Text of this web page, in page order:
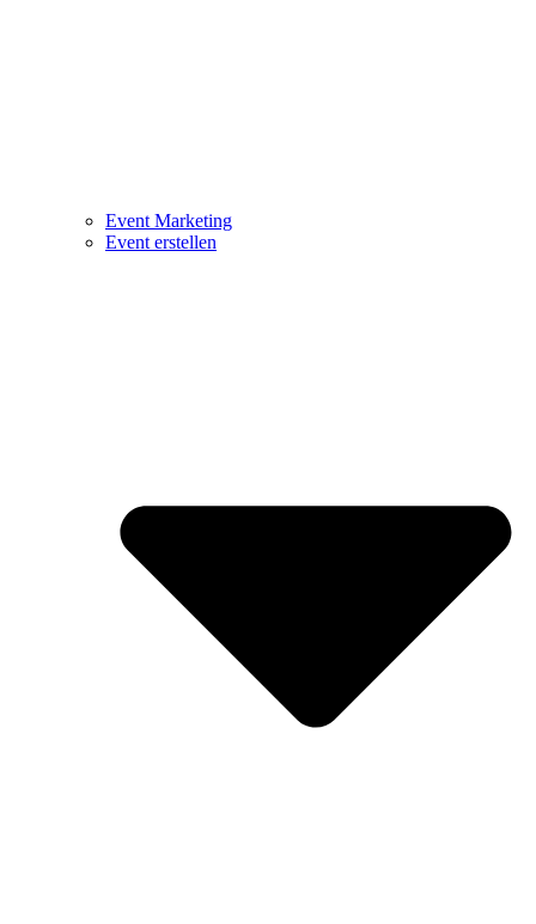
Event Marketing
Event erstellen